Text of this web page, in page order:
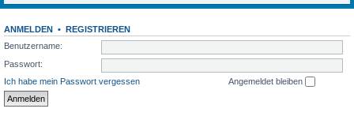
ANMELDEN • REGISTRIEREN
Benutzername:
Passwort:
Ich habe mein Passwort vergessen
Angemeldet bleiben